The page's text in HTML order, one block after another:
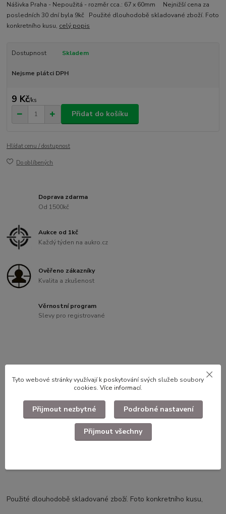
Nášivka Praha - Nepoužitá - rozměr cca.: 67 x 60mm Nejnižší cena za
posledních 30 dní byla 9kč Použité dlouhodobě skladované zboží. Foto
konkretního kusu, celý popis
Dostupnost Skladem
Nejsme plátci DPH
9 Kč/ks
Přidat do košíku
Hlídat cenu / dostupnost
Do oblíbených
Doprava zdarma
Od 1500kč
Aukce od 1kč
Každý týden na aukro.cz
Ověřeno zákazníky
Kvalita a zkušenost
Věrnostní program
Slevy pro registrované
Nášivka Praha - Nepoužitá -
rozměr cca.: 67 x 60mm
Použité dlouhodobě skladované zboží. Foto konkretního kusu,
Tyto webové stránky využívají k poskytování svých služeb soubory
cookies. Více informací.
Přijmout nezbytné Podrobné nastavení
Přijmout všechny